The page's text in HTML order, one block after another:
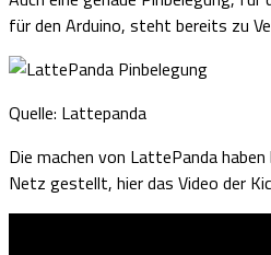
für den Arduino, steht bereits zu
Quelle: Lattepanda
Die machen von LattePanda
Netz gestellt, hier das Video der